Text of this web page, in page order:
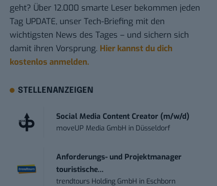
geht? Über 12.000 smarte Leser bekommen jeden
Tag UPDATE, unser Tech-Briefing mit den
wichtigsten News des Tages – und sichern sich
damit ihren Vorsprung. Hier kannst du dich
kostenlos anmelden.
STELLENANZEIGEN
Social Media Content Creator (m/w/d)
moveUP Media GmbH in Düsseldorf
Anforderungs- und Projektmanager
touristische...
trendtours Holding GmbH in Eschborn